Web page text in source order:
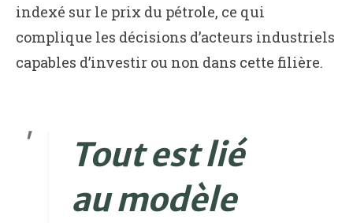
indexé sur le prix du pétrole, ce qui
complique les décisions d’acteurs industriels
capables d’investir ou non dans cette filière.
Tout est lié
au modèle